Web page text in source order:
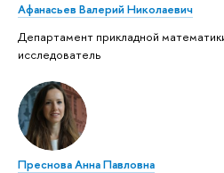
Афанасьев Валерий Николаевич
Департамент прикладной
исследователь
Преснова Анна Павловна